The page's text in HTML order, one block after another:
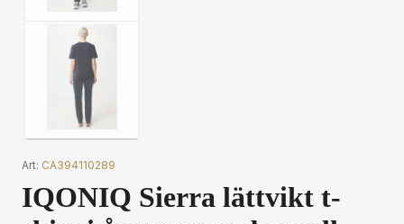
Art: CA394110289
IQONIQ Sierra lättvikt t-